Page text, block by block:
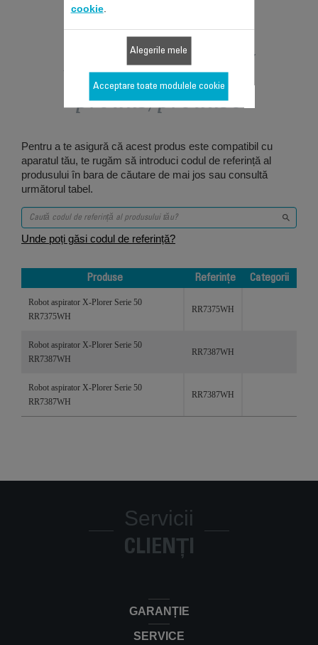
Proiectat pentru 3
produs/produse
Pentru a te asigură că acest produs este compatibil cu
aparatul tău, te rugăm să introduci codul de referință al
produsului în bara de căutare de mai jos sau consultă
următorul tabel.
Unde poți găsi codul de referință?
Produse Referințe
Categorii
Robot aspirator X-Plorer Serie 50
RR7375WH
RR7375WH
Robot aspirator X-Plorer Serie 50
RR7387WH
RR7387WH
Robot aspirator X-Plorer Serie 50
RR7387WH
RR7387WH
Servicii
CLIENȚI
GARANȚIE
SERVICE
cookie.
Alegerile mele
Acceptare toate modulele cookie